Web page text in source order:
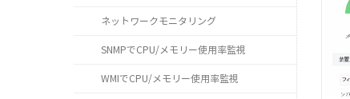
ネットワークモニタリング
SNMPでCPU/メモリー使用率監視
WMIでCPU/メモリー使用率監視